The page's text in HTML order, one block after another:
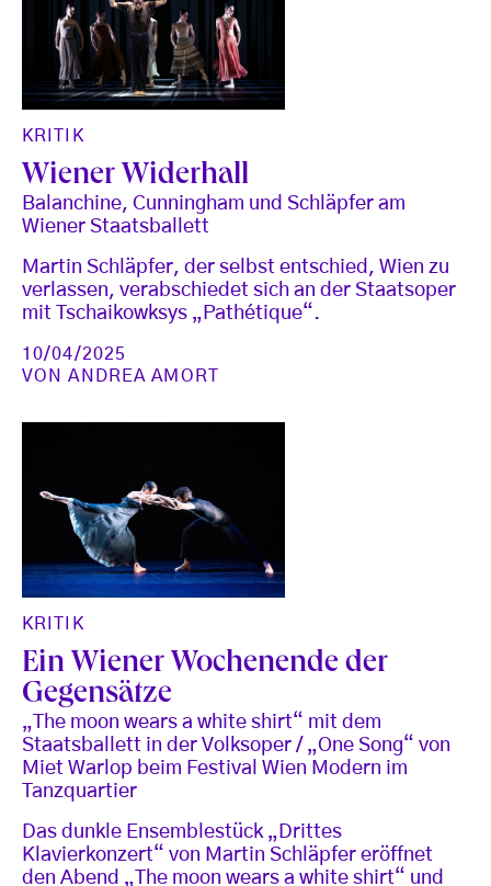
KRITIK
Wiener Widerhall
Balanchine, Cunningham und Schläpfer am
Wiener Staatsballett
Martin Schläpfer, der selbst entschied, Wien zu
verlassen, verabschiedet sich an der Staatsoper
mit Tschaikowksys „Pathétique“.
10/04/2025
VONANDREA AMORT
KRITIK
Ein Wiener Wochenende der
Gegensätze
„The moon wears a white shirt“ mit dem
Staatsballett in der Volksoper / „One Song“ von
Miet Warlop beim Festival Wien Modern im
Tanzquartier
Das dunkle Ensemblestück „Drittes
Klavierkonzert“ von Martin Schläpfer eröffnet
den Abend „The moon wears a white shirt“ und